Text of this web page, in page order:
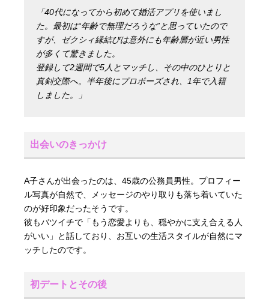
「40代になってから初めて婚活アプリを使いまし
た。最初は“年齢で無理だろうな”と思っていたので
すが、ゼクシィ縁結びは意外にも年齢層が近い男性
が多くて驚きました。
登録して2週間で5人とマッチし、その中のひとりと
真剣交際へ。半年後にプロポーズされ、1年で入籍
しました。」
出会いのきっかけ
A子さんが出会ったのは、45歳の公務員男性。プロフィー
ル写真が自然で、メッセージのやり取りも落ち着いていた
のが好印象だったそうです。
彼もバツイチで「もう恋愛よりも、穏やかに支え合える人
がいい」と話しており、お互いの生活スタイルが自然にマ
ッチしたのです。
初デートとその後